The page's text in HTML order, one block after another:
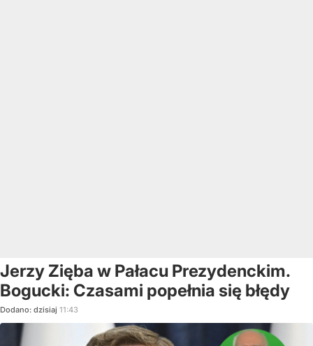
Jerzy Zięba w Pałacu Prezydenckim.
Bogucki: Czasami popełnia się błędy
Dodano: dzisiaj 11:43